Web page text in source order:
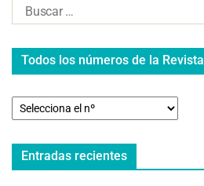
Todos los números de la Revista
Entradas recientes